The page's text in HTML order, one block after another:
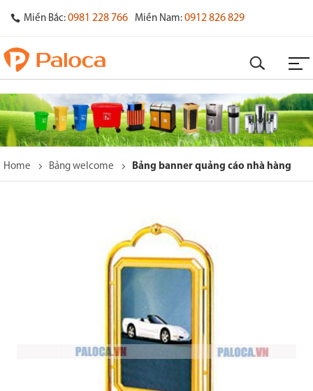
Miền Bắc: 0981 228 766 Miền Nam: 0912 826 829
Home Bảng welcome Bảng banner quảng cáo nhà hàng